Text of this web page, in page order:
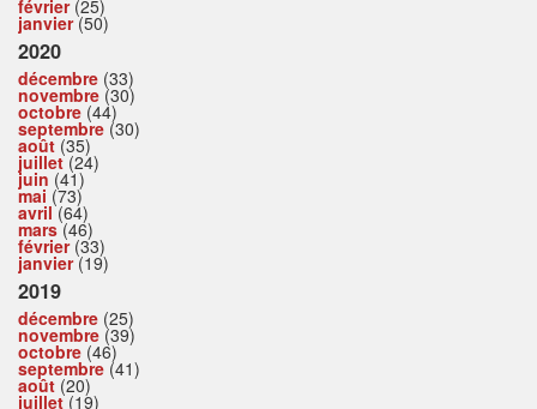
février(25)
janvier(50)
2020
décembre (33)
novembre (30)
octobre (44)
septembre (30)
août (35)
juillet(24)
juin (41)
mai (73)
avril(64)
mars(46)
février(33)
janvier(19)
2019
décembre (25)
novembre (39)
octobre (46)
septembre (41)
août (20)
juillet(19)